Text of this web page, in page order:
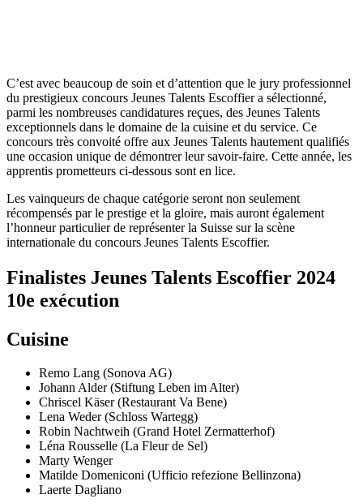
C’est avec beaucoup de soin et d’attention que le jury professionnel
du prestigieux concours Jeunes Talents Escoffier a sélectionné,
parmi les nombreuses candidatures reçues, des Jeunes Talents
exceptionnels dans le domaine de la cuisine et du service. Ce
concours très convoité offre aux Jeunes Talents hautement qualifiés
une occasion unique de démontrer leur savoir-faire. Cette année, les
apprentis prometteurs ci-dessous sont en lice.
Les vainqueurs de chaque catégorie seront non seulement
récompensés par le prestige et la gloire, mais auront également
l’honneur particulier de représenter la Suisse sur la scène
internationale du concours Jeunes Talents Escoffier.
Finalistes Jeunes Talents Escoffier 2024
10e exécution
Cuisine
Remo Lang (Sonova AG)
Johann Alder (Stiftung Leben im Alter)
Chriscel Käser (Restaurant Va Bene)
Lena Weder (Schloss Wartegg)
Robin Nachtweih (Grand Hotel Zermatterhof)
Léna Rousselle (La Fleur de Sel)
Marty Wenger
Matilde Domeniconi (Ufficio refezione Bellinzona)
Laerte Dagliano